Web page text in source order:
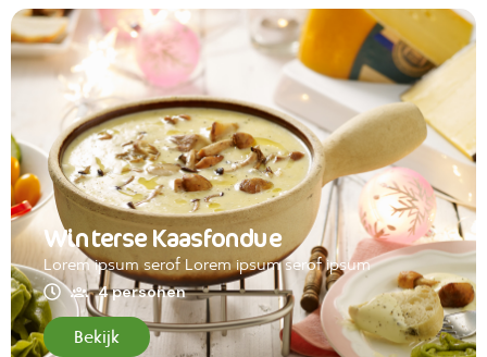
Winterse Kaasfondue
Lorem ipsum serof Lorem ipsum serof ipsum
4 personen
Bekijk